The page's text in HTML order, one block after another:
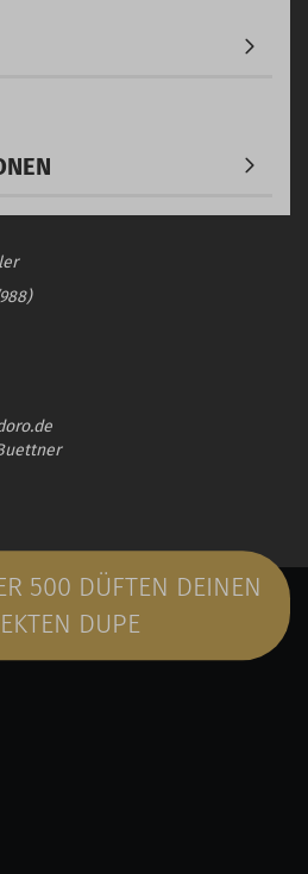
500 DÜFTEN DEINEN
DUPE